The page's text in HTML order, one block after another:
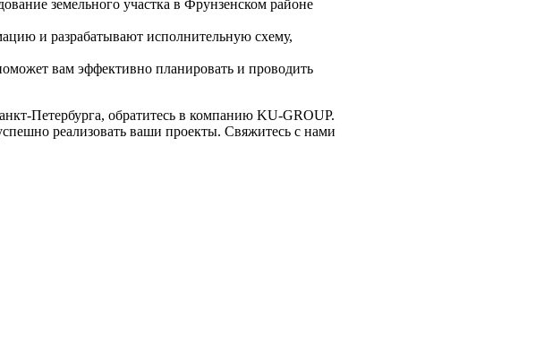
земельного участка в Фрунзенском районе
и разрабатывают исполнительную схему,
вам эффективно планировать и проводить
Петербурга, обратитесь в компанию KU-GROUP.
реализовать ваши проекты. Свяжитесь с нами